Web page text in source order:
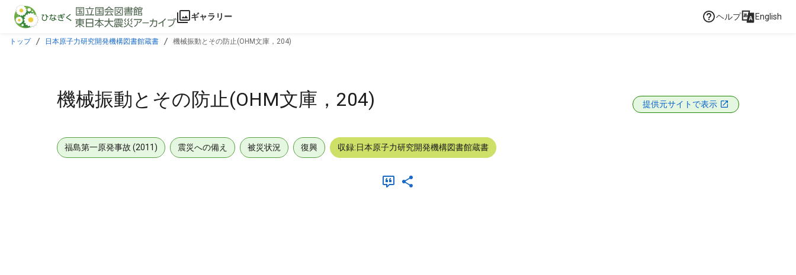
本文に飛ぶ
ギャラリー ヘルプ English
トップ 日本原子力研究開発機構図書館蔵書 機械振動とその防止(OHM文庫，204)
機械振動とその防止(OHM文庫，204) 提供元サイトで表示
福島第一原発事故 (2011) 震災への備え 被災状況 復興 収録:日本原子力研究開発機構図書館蔵書